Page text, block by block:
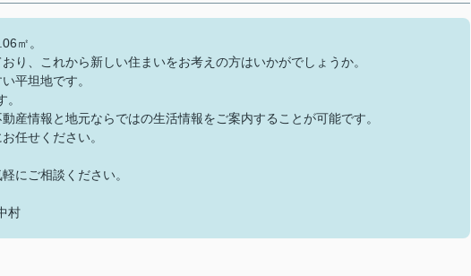
㎡。
り、これから新しい住まいをお考えの方はいかがでしょうか。
平坦地です。
産情報と地元ならではの生活情報をご案内することが可能です。
任せください。
にご相談ください。
村